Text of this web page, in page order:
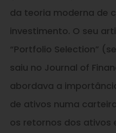
da teoria moderna de
investimento. O seu
“Portfolio Selection”
saiu no Journal of
abordava a
de ativos numa
os retornos dos ativos